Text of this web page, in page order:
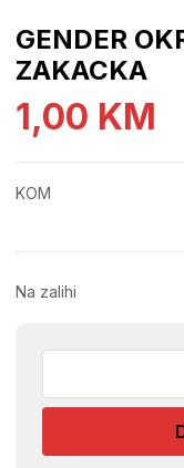
GENDER
ZAKACKA
1,00 KM
KOM
Na zalihi
NO
ZAKACKA